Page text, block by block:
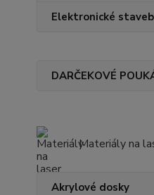
Elektronické
DARČEKOVÉ
Materiály na
Akrylové dosky